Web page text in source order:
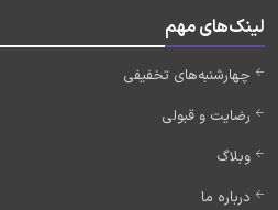
لینک‌های مهم
چهارشنبه‌های تخفیفی
رضایت و قبولی
وبلاگ
درباره ما